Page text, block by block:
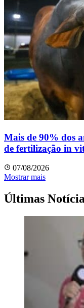
Mais de 90% dos
de fertilização in
07/08/2026
Mostrar mais
Últimas